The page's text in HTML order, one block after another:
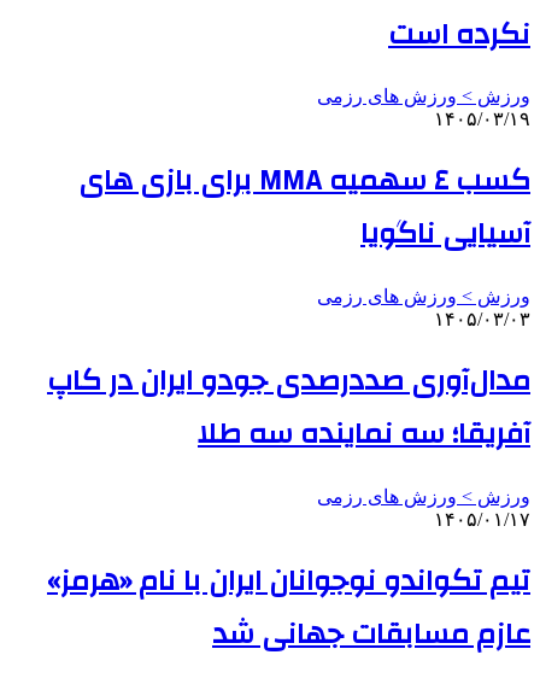
نکرده است
ورزش > ورزش های رزمی
۱۴۰۵/۰۳/۱۹
کسب ٤ سهمیه MMA برای بازی های
آسیایی ناگویا
ورزش > ورزش های رزمی
۱۴۰۵/۰۳/۰۳
مدال‌آوری صددرصدی جودو ایران در کاپ
آفریقا؛ سه نماینده سه طلا
ورزش > ورزش های رزمی
۱۴۰۵/۰۱/۱۷
تیم تکواندو نوجوانان ایران با نام «هرمز»
عازم مسابقات جهانی شد